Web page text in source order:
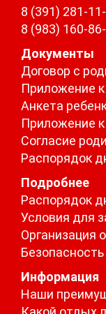
8 (391) 281-
8 (983) 160-
Документы
Договор с
Приложение
Анкета
Приложение к
Согласие
Распорядок
Подробнее
Распорядок
Условия для
Организация
Информация
Наши